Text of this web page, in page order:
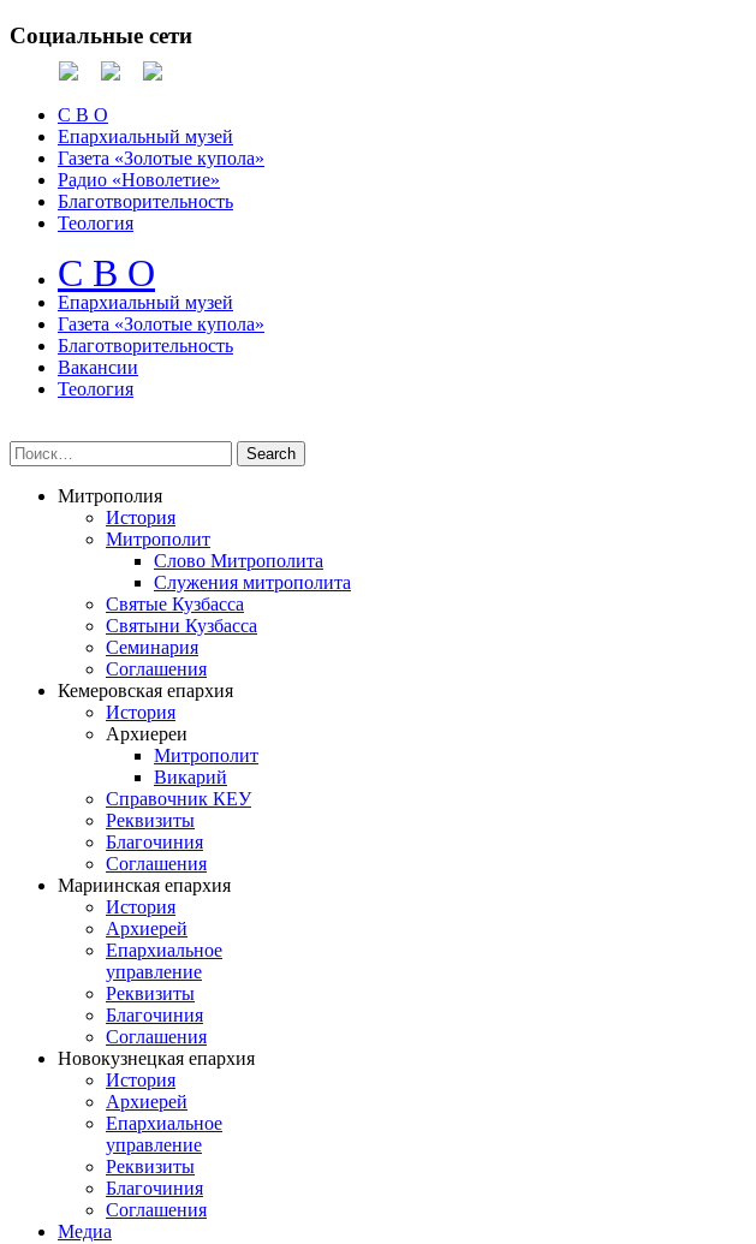
Социальные сети
С В О
Епархиальный музей
Газета «Золотые купола»
Радио «Новолетие»
Благотворительность
Теология
С В О
Епархиальный музeй
Газета «Золотые купола»
Благотворительность
Вакансии
Теология
Митрополия
История
Митрополит
Слово Митрополита
Служения митрополита
Святые Кузбасса
Святыни Кузбасса
Семинария
Соглашения
Кемеровская епархия
История
Архиереи
Митрополит
Викарий
Справочник КЕУ
Реквизиты
Благочиния
Соглашения
Мариинская епархия
История
Архиерей
Епархиальное
управление
Реквизиты
Благочиния
Соглашения
Новокузнецкая епархия
История
Архиерей
Епархиальное
управление
Реквизиты
Благочиния
Соглашения
Медиа